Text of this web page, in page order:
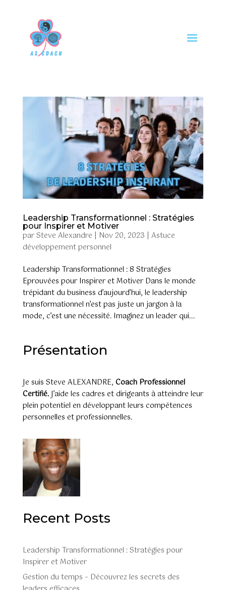
Leadership Transformationnel : Stratégies
pour Inspirer et Motiver
parSteve Alexandre | Nov 20, 2023 | Astuce
développement personnel
Leadership Transformationnel : 8 Stratégies
Eprouvées pour Inspirer et Motiver Dans le monde
trépidant du business d’aujourd’hui, le leadership
transformationnel n’est pas juste un jargon à la
mode, c’est une nécessité. Imaginez un leader qui...
Présentation
Je suis Steve ALEXANDRE, Coach Professionnel
Certifié. J’aide les cadres et dirigeants à atteindre leur
plein potentiel en développant leurs compétences
personnelles et professionnelles.
Recent Posts
Leadership Transformationnel : Stratégies pour
Inspirer et Motiver
Gestion du temps – Découvrez les secrets des